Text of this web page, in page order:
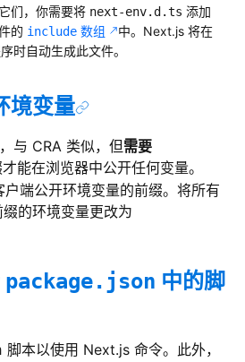
们，你需要将 next-env.d.ts 添加
的 include 数组
中。Next.js 将在
时自动生成此文件。
境变量
，与 CRA 类似，但需要
能在浏览器中公开任何变量。
端公开环境变量的前缀。将所有
缀的环境变量更改为
package.json 中的脚
脚本以使用 Next.js 命令。此外，